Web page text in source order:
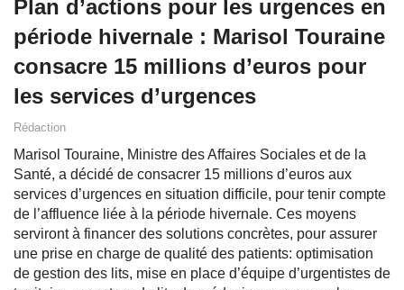
Plan d’actions pour les urgences en
période hivernale : Marisol Touraine
consacre 15 millions d’euros pour
les services d’urgences
Rédaction
Marisol Touraine, Ministre des Affaires Sociales et de la
Santé, a décidé de consacrer 15 millions d’euros aux
services d’urgences en situation difficile, pour tenir compte
de l’affluence liée à la période hivernale. Ces moyens
serviront à financer des solutions concrètes, pour assurer
une prise en charge de qualité des patients: optimisation
de gestion des lits, mise en place d’équipe d’urgentistes de